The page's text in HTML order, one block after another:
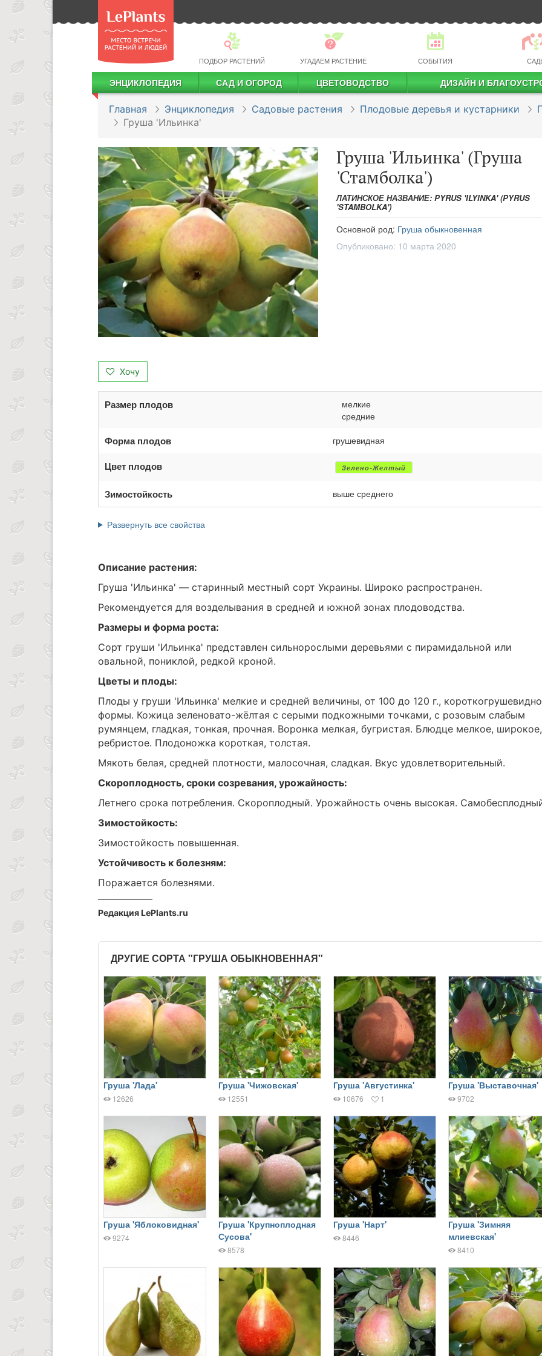
ПОДБОР РАСТЕНИЙ УГАДАЕМ РАСТЕНИЕ СОБЫТИЯ
ЭНЦИКЛОПЕДИЯ САД И ОГОРОД ЦВЕТОВОДСТВО ДИЗАЙН И
Главная Энциклопедия Садовые растения Плодовые деревья и кустарники
Груша 'Ильинка'
Груша 'Ильинка' (Груша
'Стамболка')
ЛАТИНСКОЕ НАЗВАНИЕ: PYRUS 'ILYINKA' (PYRUS
'STAMBOLKA')
Основной род: Груша обыкновенная
Опубликовано: 10 марта 2020
Хочу
Размер плодов
мелкие
средние
Форма плодов грушевидная
Цвет плодов Зелено-Желтый
Зимостойкость выше среднего
Развернуть все свойства
Описание растения:
Груша 'Ильинка' — старинный местный сорт Украины. Широко распространен.
Рекомендуется для возделывания в средней и южной зонах плодоводства.
Размеры и форма роста:
Сорт груши 'Ильинка' представлен сильнорослыми деревьями с пирамидальной или
овальной, пониклой, редкой кроной.
Цветы и плоды:
Плоды у груши 'Ильинка' мелкие и средней величины, от 100 до 120 г.,
формы. Кожица зеленовато-жёлтая с серыми подкожными точками, с розовым слабым
румянцем, гладкая, тонкая, прочная. Воронка мелкая, бугристая. Блюдце мелкое, широкое,
ребристое. Плодоножка короткая, толстая.
Мякоть белая, средней плотности, малосочная, сладкая. Вкус удовлетворительный.
Скороплодность, сроки созревания, урожайность:
Летнего срока потребления. Скороплодный. Урожайность очень высокая.
Зимостойкость:
Зимостойкость повышенная.
Устойчивость к болезням:
Поражается болезнями.
Редакция LePlants.ru
ДРУГИЕ СОРТА "ГРУША ОБЫКНОВЕННАЯ"
Груша 'Лада'
12626
Груша 'Чижовская'
12551
Груша 'Августинка'
10676 1
Груша 'Выставочная'
9702
Груша 'Яблоковидная'
9274
Груша 'Крупноплодная
Сусова'
8578
Груша 'Нарт'
8446
Груша 'Зимняя
млиевская'
8410